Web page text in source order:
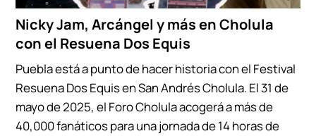
Nicky Jam, Arcángel y más en Cholula
con el Resuena Dos Equis
Puebla está a punto de hacer historia con el Festival
Resuena Dos Equis en San Andrés Cholula. El 31 de
mayo de 2025, el Foro Cholula acogerá a más de
40,000 fanáticos para una jornada de 14 horas de